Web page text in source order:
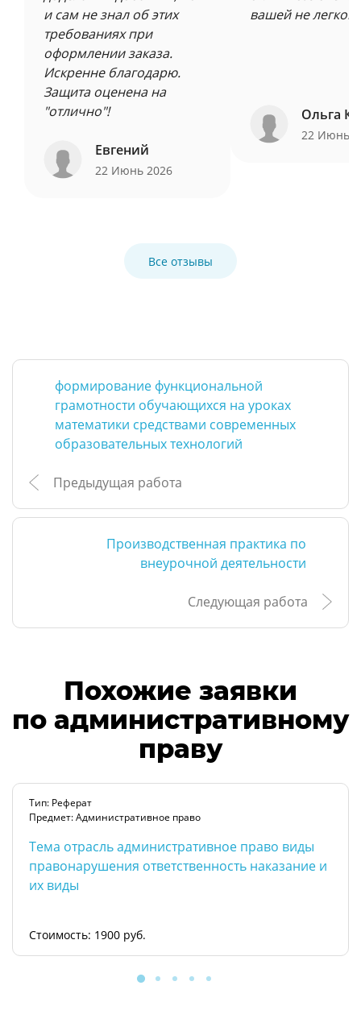
и сам не знал об этих
требованиях при
оформлении заказа.
Искренне благодарю.
Защита оценена на
"отлично"!
Евгений
22 Июнь 2026
вашей не легкой
Ольга
22 Июнь
Все отзывы
формирование функциональной
грамотности обучающихся на уроках
математики средствами современных
образовательных технологий
Предыдущая работа
Производственная практика по
внеурочной деятельности
Следующая работа
Похожие заявки
по административному
праву
Тип: Реферат
Предмет: Административное право
Тема отрасль административное право виды
правонарушения ответственность наказание и
их виды
Стоимость: 1900 руб.